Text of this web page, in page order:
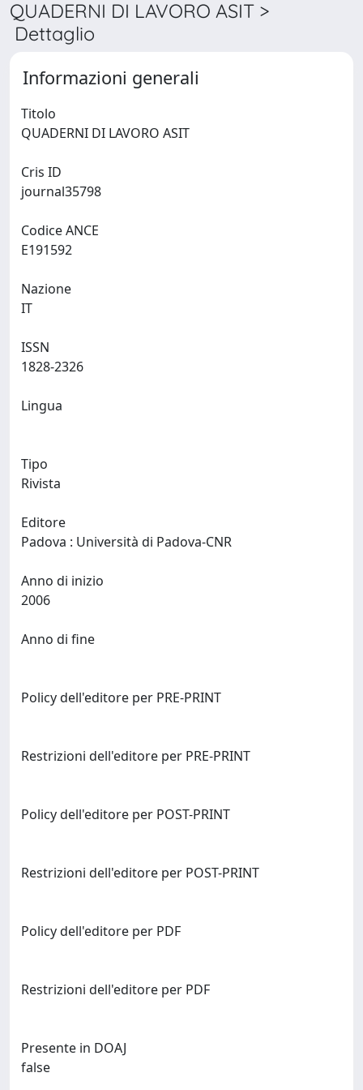
QUADERNI DI LAVORO ASIT >
Dettaglio
Informazioni generali
Titolo
Cris ID
Codice ANCE
Nazione
ISSN
Lingua
Tipo
Rivista
Editore
Anno di inizio
Anno di fine
Policy dell'editore per PRE-PRINT
Restrizioni dell'editore per PRE-PRINT
Policy dell'editore per POST-PRINT
Restrizioni dell'editore per POST-PRINT
Policy dell'editore per PDF
Restrizioni dell'editore per PDF
Presente in DOAJ